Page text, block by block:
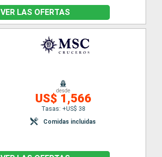
VER LAS OFERTAS
desde
US$ 1,566
Tasas: +US$ 38
Comidas incluidas